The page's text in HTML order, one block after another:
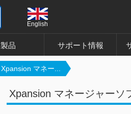
English
製品 サポート情報
Xpansion マネー...
Xpansion マネージャーソ